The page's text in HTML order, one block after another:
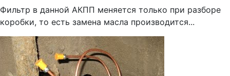
Фильтр в данной АКПП меняется только при разборе
коробки, то есть замена масла производится...